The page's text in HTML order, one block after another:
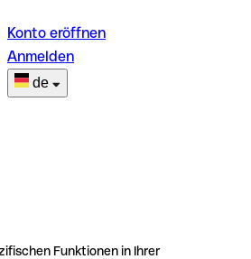
Konto eröffnen
Anmelden
de
Funktionen in Ihrer